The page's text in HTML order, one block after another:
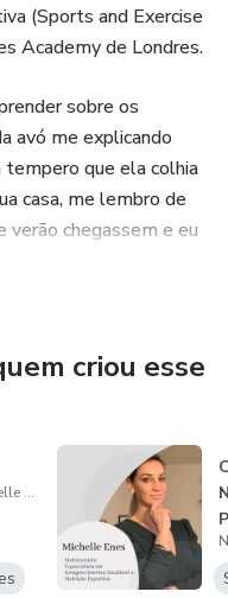
(Sports and Exercise
Academy de Londres.
sobre os
avó me explicando
tempero que ela colhia
casa, me lembro de
verão chegassem e eu
mudar,
16 anos fiz minha
10kg e fiquei me
SANFONA" por
no auge da minha
20kg a mais, me
criou esse
Nutricionista Michelle Enes